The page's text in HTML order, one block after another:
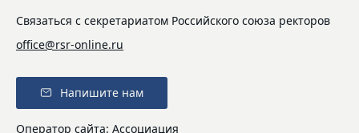
Связаться с секретариатом Российского союза ректоров
office@rsr-online.ru
Напишите нам
Оператор сайта: Ассоциация